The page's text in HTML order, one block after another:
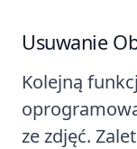
Usuwanie
Kolejną
ze zdjęć.